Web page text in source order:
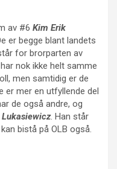
av #6 Kim Erik
er begge blant landets
for brorparten av
nok ikke helt samme
men samtidig er de
er mer en utfyllende del
de også andre, og
. Han står
bistå på OLB også.